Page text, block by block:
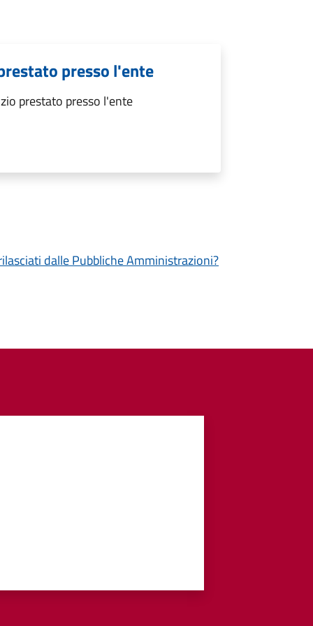
presso l'ente
prestato presso l'ente
dalle Pubbliche Amministrazioni?